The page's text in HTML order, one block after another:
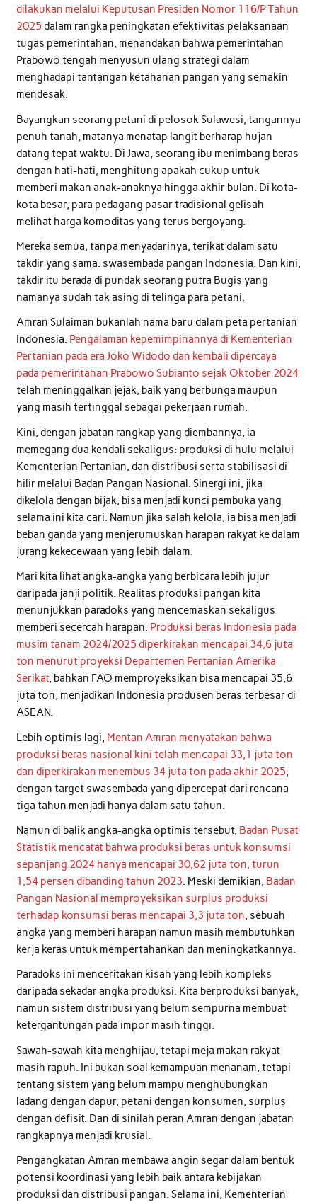
dilakukan melalui Keputusan Presiden Nomor 116/P Tahun
2025 dalam rangka peningkatan efektivitas pelaksanaan
tugas pemerintahan, menandakan bahwa pemerintahan
Prabowo tengah menyusun ulang strategi dalam
menghadapi tantangan ketahanan pangan yang semakin
mendesak.
Bayangkan seorang petani di pelosok Sulawesi, tangannya
penuh tanah, matanya menatap langit berharap hujan
datang tepat waktu. Di Jawa, seorang ibu menimbang beras
dengan hati-hati, menghitung apakah cukup untuk
memberi makan anak-anaknya hingga akhir bulan. Di kota-
kota besar, para pedagang pasar tradisional gelisah
melihat harga komoditas yang terus bergoyang.
Mereka semua, tanpa menyadarinya, terikat dalam satu
takdir yang sama: swasembada pangan Indonesia. Dan kini,
takdir itu berada di pundak seorang putra Bugis yang
namanya sudah tak asing di telinga para petani.
Amran Sulaiman bukanlah nama baru dalam peta pertanian
Indonesia. Pengalaman kepemimpinannya di Kementerian
Pertanian pada era Joko Widodo dan kembali dipercaya
pada pemerintahan Prabowo Subianto sejak Oktober 2024
telah meninggalkan jejak, baik yang berbunga maupun
yang masih tertinggal sebagai pekerjaan rumah.
Kini, dengan jabatan rangkap yang diembannya, ia
memegang dua kendali sekaligus: produksi di hulu melalui
Kementerian Pertanian, dan distribusi serta stabilisasi di
hilir melalui Badan Pangan Nasional. Sinergi ini, jika
dikelola dengan bijak, bisa menjadi kunci pembuka yang
selama ini kita cari. Namun jika salah kelola, ia bisa menjadi
beban ganda yang menjerumuskan harapan rakyat ke dalam
jurang kekecewaan yang lebih dalam.
Mari kita lihat angka-angka yang berbicara lebih jujur
daripada janji politik. Realitas produksi pangan kita
menunjukkan paradoks yang mencemaskan sekaligus
memberi secercah harapan. Produksi beras Indonesia pada
musim tanam 2024/2025 diperkirakan mencapai 34,6 juta
ton menurut proyeksi Departemen Pertanian Amerika
Serikat, bahkan FAO memproyeksikan bisa mencapai 35,6
juta ton, menjadikan Indonesia produsen beras terbesar di
ASEAN.
Lebih optimis lagi, Mentan Amran menyatakan bahwa
produksi beras nasional kini telah mencapai 33,1 juta ton
dan diperkirakan menembus 34 juta ton pada akhir 2025
dengan target swasembada yang dipercepat dari rencana
tiga tahun menjadi hanya dalam satu tahun.
Namun di balik angka-angka optimis tersebut, Badan Pusat
Statistik mencatat bahwa produksi beras untuk konsumsi
sepanjang 2024 hanya mencapai 30,62 juta ton, turun
1,54 persen dibanding tahun 2023. Meski demikian, Badan
Pangan Nasional memproyeksikan surplus produksi
terhadap konsumsi beras mencapai 3,3 juta ton, sebuah
angka yang memberi harapan namun masih membutuhkan
kerja keras untuk mempertahankan dan meningkatkannya.
Paradoks ini menceritakan kisah yang lebih kompleks
daripada sekadar angka produksi. Kita berproduksi banyak,
namun sistem distribusi yang belum sempurna membuat
ketergantungan pada impor masih tinggi.
Sawah-sawah kita menghijau, tetapi meja makan rakyat
masih rapuh. Ini bukan soal kemampuan menanam, tetapi
tentang sistem yang belum mampu menghubungkan
ladang dengan dapur, petani dengan konsumen, surplus
dengan defisit. Dan di sinilah peran Amran dengan jabatan
rangkapnya menjadi krusial.
Pengangkatan Amran membawa angin segar dalam bentuk
potensi koordinasi yang lebih baik antara kebijakan
produksi dan distribusi pangan. Selama ini, Kementerian